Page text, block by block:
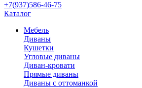
+7(937)586-46-75
Каталог
Мебель
Диваны
Кушетки
Угловые диваны
Диван-кровати
Прямые диваны
Диваны с оттоманкой